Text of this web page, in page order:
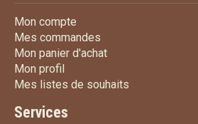
Mon compte
Mes commandes
Mon panier d'achatMon panier d'achat
Mon profil
Mes listes de souhaits
Services